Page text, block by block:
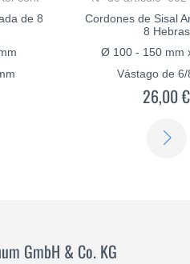
de 8
Cordones de Sisal
8 Hebras
Ø 100 - 150 mm
Vástago de 6/
26,00 €
GmbH & Co. KG